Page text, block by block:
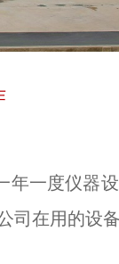
年一度仪器
司在用的设